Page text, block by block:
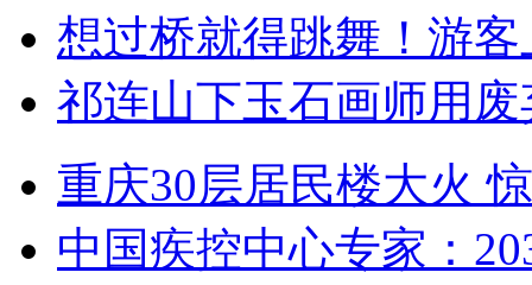
想过桥就得跳舞！游客
祁连山下玉石画师用
重庆30层居民楼大火
中国疾控中心专家：